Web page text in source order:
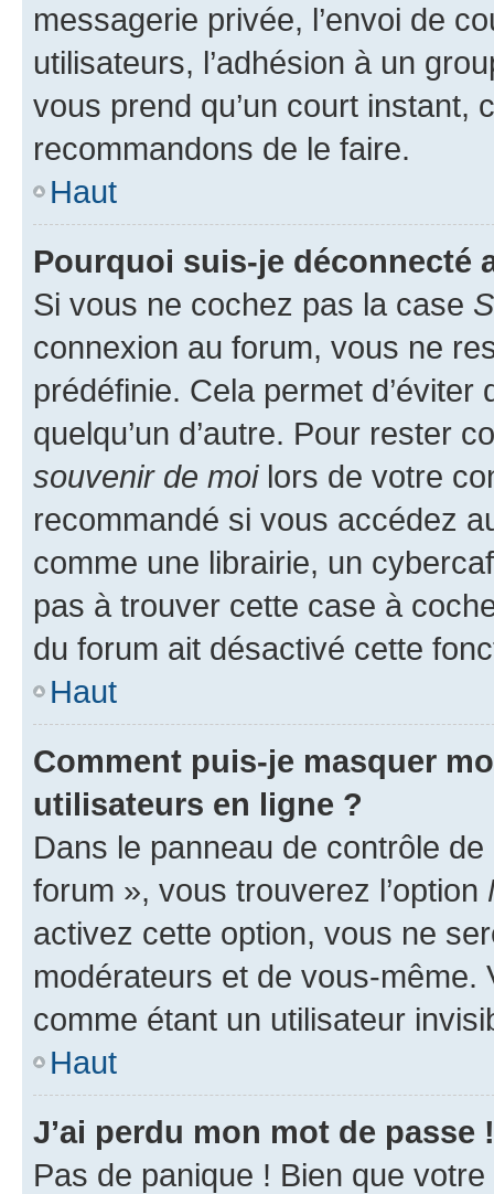
messagerie privée, l’envoi de
utilisateurs, l’adhésion à un
vous prend qu’un court instant,
recommandons de le faire.
Haut
Pourquoi suis-je déconnecté
Si vous ne cochez pas la case
connexion au forum, vous ne
prédéfinie. Cela permet
quelqu’un d’autre. Pour rester
souvenir de moilors de votre
recommandé si vous accédez
comme une librairie, un
pas à trouver cette case à
du forum ait désactivé cette
Haut
Comment puis-je masquer
utilisateurs en ligne ?
Dans le panneau de contrôle
forum », vous trouverez l’option
activez cette option, vous ne
modérateurs et de vous-
comme étant un utilisateur
Haut
J’ai perdu mon mot de passe !
Pas de panique ! Bien que